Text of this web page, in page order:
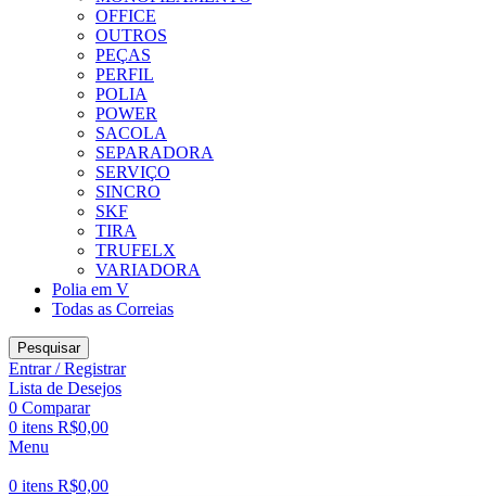
OFFICE
OUTROS
PEÇAS
PERFIL
POLIA
POWER
SACOLA
SEPARADORA
SERVIÇO
SINCRO
SKF
TIRA
TRUFELX
VARIADORA
Polia em V
Todas as Correias
Pesquisar
Entrar / Registrar
Lista de Desejos
0 Comparar
0 itens R$0,00
Menu
0 itens R$0,00